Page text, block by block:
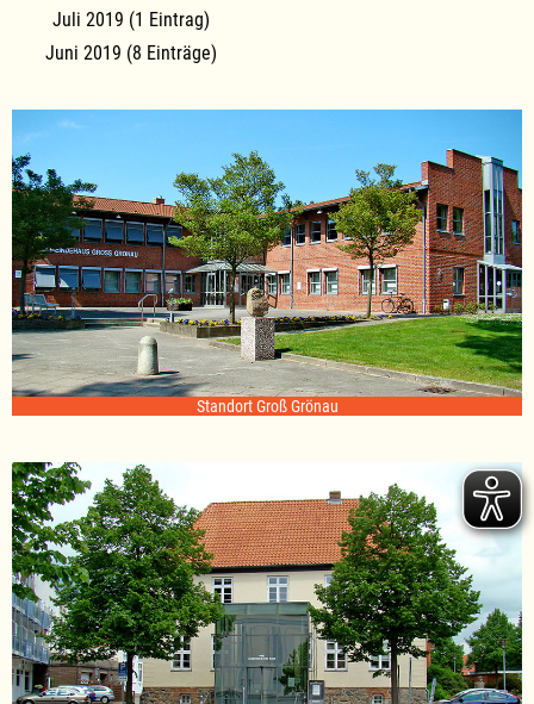
Juli 2019 (1 Eintrag)
Juni 2019 (8 Einträge)
Standort Groß Grönau